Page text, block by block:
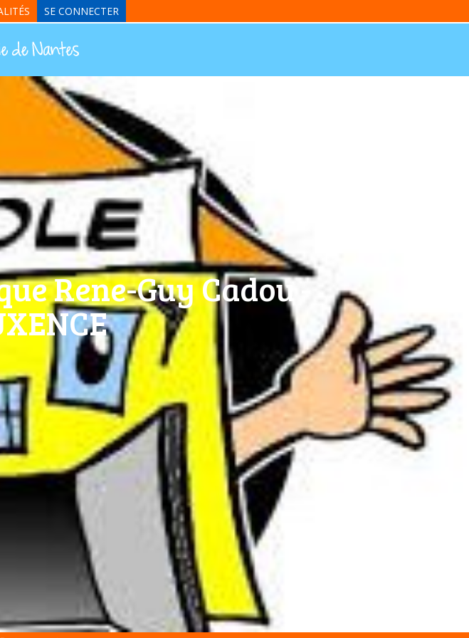
SE CONNECTER
Rene-Guy Cadou -